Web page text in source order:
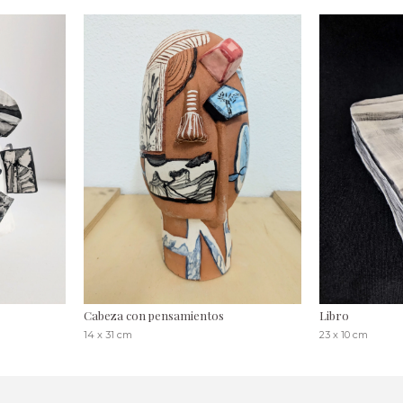
Cabeza con pensamientos
14 x 31 cm
Libro
23 x 10 cm